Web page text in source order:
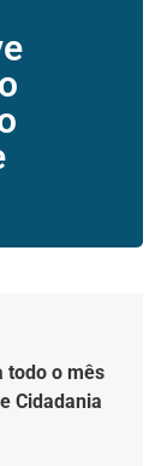
todo o mês
Cidadania